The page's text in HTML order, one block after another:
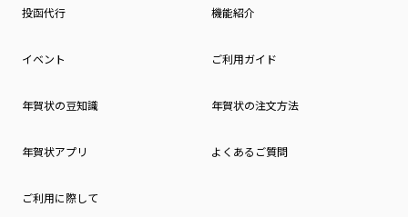
投函代行 機能紹介
イベント ご利用ガイド
年賀状の豆知識 年賀状の注文方法
年賀状アプリ よくあるご質問
ご利用に際して